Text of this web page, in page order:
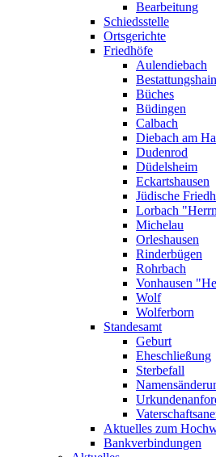
Bearbeitung
Schiedsstelle
Ortsgerichte
Friedhöfe
Aulendiebach
Büches
Büdingen
Calbach
Diebach am
Dudenrod
Düdelsheim
Eckartshausen
Jüdische
Lorbach
Michelau
Orleshausen
Rinderbügen
Rohrbach
Vonhausen
Wolf
Wolferborn
Standesamt
Geburt
Eheschließung
Sterbefall
Aktuelles zum
Bankverbindungen